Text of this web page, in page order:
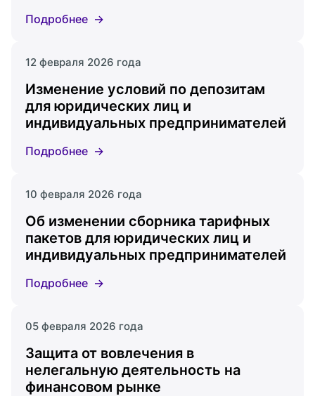
Подробнее
12 февраля 2026 года
Изменение условий по депозитам
для юридических лиц и
индивидуальных предпринимателей
Подробнее
10 февраля 2026 года
Об изменении сборника тарифных
пакетов для юридических лиц и
индивидуальных предпринимателей
Подробнее
05 февраля 2026 года
Защита от вовлечения в
нелегальную деятельность на
финансовом рынке